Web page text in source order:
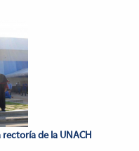
de la UNACH